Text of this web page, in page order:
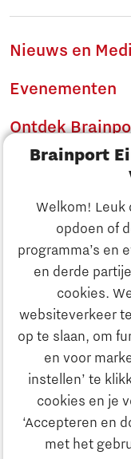
Brainport
Welkom! Leuk
opdoen of
programma’s en
en derde
cookies.
websiteverkeer
op te slaan, om
en voor
instellen’ te
cookies en je
‘Accepteren en
met het
Ontdek
Innovatie
Onderwijs
Nieuws en
Evenementen
Ontdek
Innovatie
Ondernemen
Onderwijs
Strategie &
Zoeken
Contact
Naar